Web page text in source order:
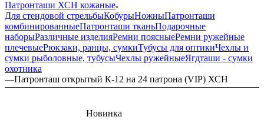
Патронташи ХСН кожаные
Для стендовой стрельбыКобурыНожныПатронташи
комбинированныеПатронташи тканьПодарочные
наборыРазличные изделияРемни поясныеРемни ружейные
плечевыеРюкзаки, ранцы, сумкиТубусы для оптикиЧехлы и
сумки рыболовные, тубусыЧехлы ружейныеЯгдташи - сумки
охотника
—Патронташ открытый К-12 на 24 патрона (VIP) ХСН
Новинка